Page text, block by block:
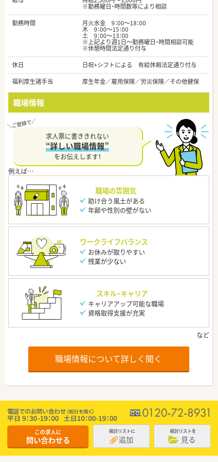
※勤務曜日・時間数等により相談
勤務時間
月火水金 9：00～18：00
木 9：00～15：00
土 9：00～13：00
※上記より週1日～勤務曜日・時間相談可能
※休憩時間法定通り付与
休日
日祝+シフトによる 有給休暇法定通り付与
福利厚生諸手当
厚生年金／雇用保険／労災保険／その他健保
職場情報
求人票に書ききれない
“詳しい職場情報”
をお伝えします！
職場の雰囲気
助け合う風土がある
年齢や性別の壁がない
ワークライフバランス
お休みが取りやすい
残業が少ない
スキル・キャリア
キャリアアップ可能な職場
資格取得支援が充実
職場情報について詳しく聞く
この求人に
問い合わせる
検討リストに
追加
検討リストを
見る